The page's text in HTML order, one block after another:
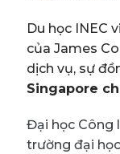
Du học INEC
của James
dịch vụ, sự
Singapore
Đại học Công
trường đại